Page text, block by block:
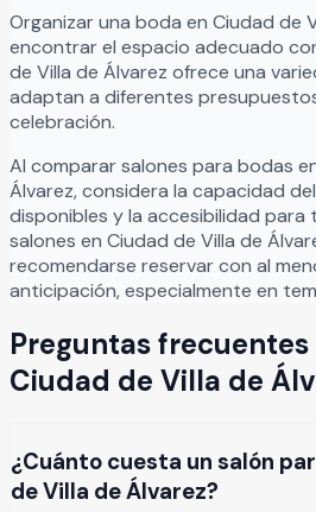
Organizaruna boda en Ciudad de
encontrar el espacio adecuado
de Villa de Álvarez ofrece una
adaptan a diferentes
celebración.
Al comparar salones para bodas
Álvarez, considera la capacidad
disponibles y la accesibilidad para
salones en Ciudad de Villa de
recomendarse reservar con al
anticipación, especialmente en
Preguntas
Ciudad de Villa de
¿Cuánto cuesta un salón
de Villa de Álvarez?